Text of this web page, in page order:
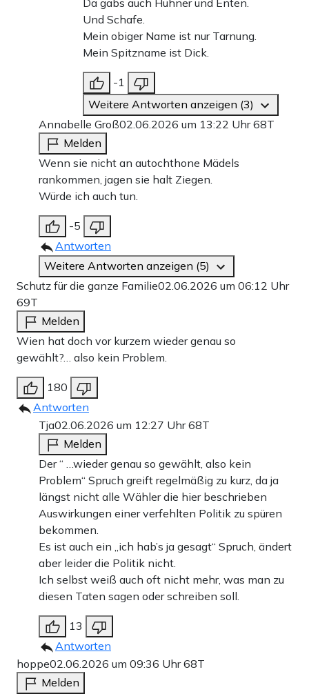
Und Schafe.
Mein obiger Name ist nur Tarnung.
Mein Spitzname ist Dick.
-1
Weitere Antworten anzeigen (3)
Annabelle Groß02.06.2026 um 13:22 Uhr68T
Melden
Wenn sie nicht an autochthone Mädels
rankommen, jagen sie halt Ziegen.
Würde ich auch tun.
-5
Antworten
Weitere Antworten anzeigen (5)
Schutz für die ganze Familie02.06.2026 um 06:12 Uhr
69T
Melden
Wien hat doch vor kurzem wieder genau so
gewählt?… also kein Problem.
180
Antworten
Tja02.06.2026 um 12:27 Uhr68T
Melden
Der “ …wieder genau so gewählt, also kein
Problem“ Spruch greift regelmäßig zu kurz, da ja
längst nicht alle Wähler die hier beschrieben
Auswirkungen einer verfehlten Politik zu spüren
bekommen.
Es ist auch ein „ich hab’s ja gesagt“ Spruch, ändert
aber leider die Politik nicht.
Ich selbst weiß auch oft nicht mehr, was man zu
diesen Taten sagen oder schreiben soll.
13
Antworten
hoppe02.06.2026 um 09:36 Uhr68T
Melden